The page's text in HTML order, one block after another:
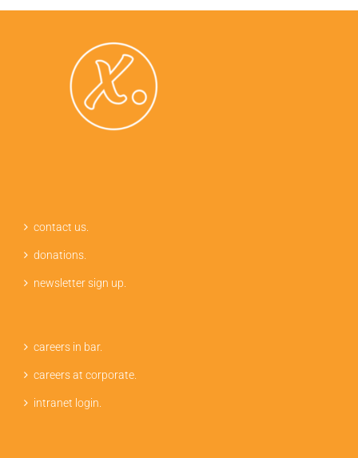
contact us.
donations.
newsletter sign up.
careers in bar.
careers at corporate.
intranet login.